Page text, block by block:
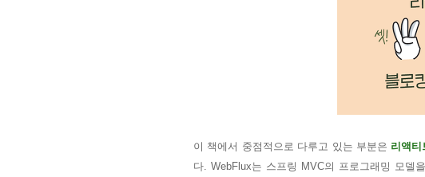
이 책에서 중점적으로 다루고 있는 부분은 리액티
다. WebFlux는 스프링 MVC의 프로그래밍 모델